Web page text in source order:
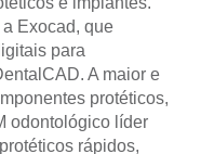
Exocad, que
para
A maior e
protéticos,
odontológico líder
rápidos,